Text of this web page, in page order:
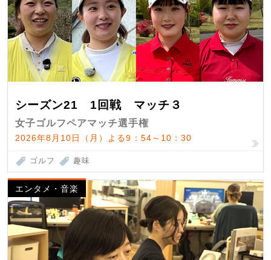
シーズン21 1回戦 マッチ３
女子ゴルフペアマッチ選手権
2026年8月10日（月）よる9：54～10：30
ゴルフ 趣味
エンタメ・音楽